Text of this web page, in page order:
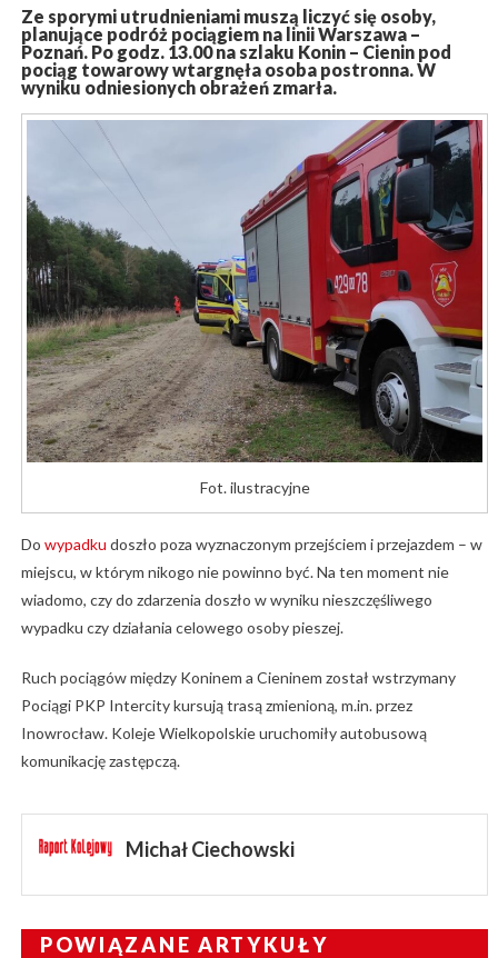
Ze sporymi utrudnieniami muszą liczyć się osoby,
planujące podróż pociągiem na linii Warszawa –
Poznań. Po godz. 13.00 na szlaku Konin – Cienin pod
pociąg towarowy wtargnęła osoba postronna. W
wyniku odniesionych obrażeń zmarła.
Fot. ilustracyjne
Do wypadku doszło poza wyznaczonym przejściem i przejazdem – w
miejscu, w którym nikogo nie powinno być. Na ten moment nie
wiadomo, czy do zdarzenia doszło w wyniku nieszczęśliwego
wypadku czy działania celowego osoby pieszej.
Ruch pociągów między Koninem a Cieninem został wstrzymany
Pociągi PKP Intercity kursują trasą zmienioną, m.in. przez
Inowrocław. Koleje Wielkopolskie uruchomiły autobusową
komunikację zastępczą.
Michał Ciechowski
POWIĄZANE ARTYKUŁY